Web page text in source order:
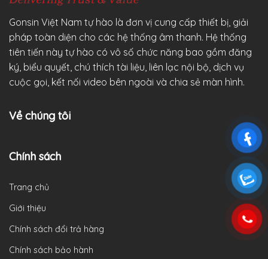
Gonsin Việt Nam tự hào là đơn vị cung cấp thiết bị, giải
pháp toàn diện cho các hệ thống âm thanh. Hệ thống
tiên tiến này tự hào có vô số chức năng bao gồm đăng
ký, biểu quyết, chú thích tài liệu, liên lạc nội bộ, dịch vụ
cuộc gọi, kết nối video bên ngoài và chia sẻ màn hình.
Về chúng tôi
Chính sách
Trang chủ
Giới thiệu
Chính sách đổi trả hàng
Chính sách bảo hành